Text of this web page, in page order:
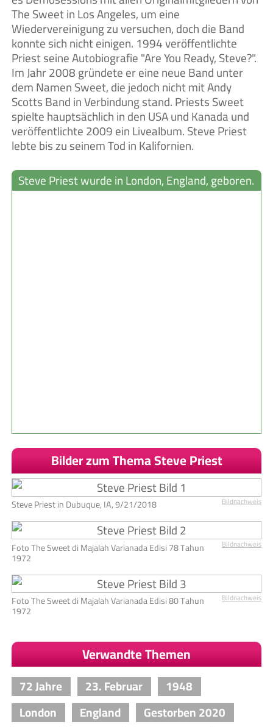
The Sweet in Los Angeles, um eine
Wiedervereinigung zu versuchen, doch die Band
konnte sich nicht einigen. 1994 veröffentlichte
Priest seine Autobiografie "Are You Ready, Steve?".
Im Jahr 2008 gründete er eine neue Band unter
dem Namen Sweet, die jedoch nicht mit Andy
Scotts Band in Verbindung stand. Priests Sweet
spielte hauptsächlich in den USA und Kanada und
veröffentlichte 2009 ein Livealbum. Steve Priest
lebte bis zu seinem Tod in Kalifornien.
Steve Priest wurde in London, England, geboren.
Bilder zum Thema Steve Priest
Bildnachweis
Steve Priest in Dubuque, IA, 9/21/2018
Bildnachweis
Foto The Sweet di Majalah Varianada Edisi 78 Tahun
1972
Bildnachweis
Foto The Sweet di Majalah Varianada Edisi 80 Tahun
1972
Verwandte Themen
72 Jahre 23. Februar
1948
London
England
Gestorben 2020